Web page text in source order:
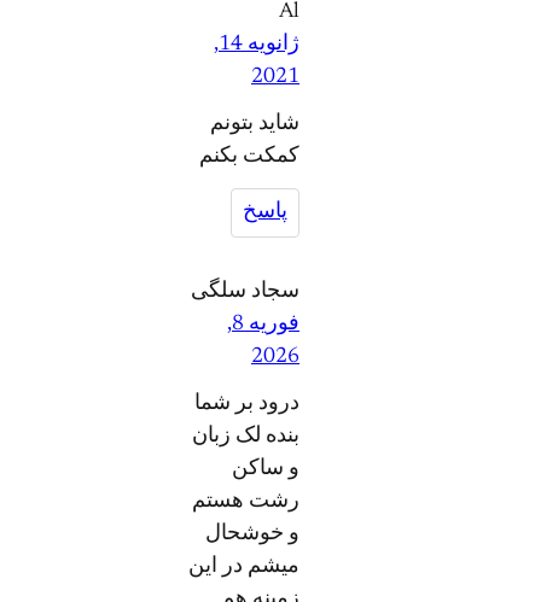
Al
ژانویه 14,
2021
شاید بتونم
کمکت بکنم
پاسخ
سجاد سلگی
فوریه 8,
2026
درود بر شما
بنده لک زبان
و ساکن
رشت هستم
و خوشحال
میشم در این